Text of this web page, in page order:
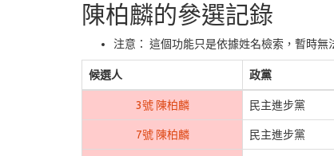
陳柏麟的參選記錄
注意： 這個功能只是依據姓名檢索，暫時
候選人 政黨
3號 陳柏麟 民主進步黨
7號 陳柏麟 民主進步黨